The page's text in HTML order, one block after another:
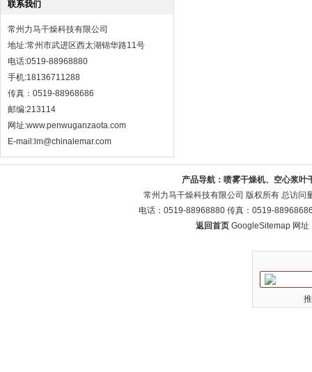
联系我们
常州力马干燥科技有限公司
地址:常州市武进区西太湖锦华路11号
电话:0519-88968880
手机:18136711288
传真：0519-88968686
邮编:213114
网址:www.penwuganzaota.com
E-mail:lm@chinalemar.com
产品导航： 喷雾干燥机、空心浆叶
常州力马干燥科技有限公司 版权所有 总访问
电话：0519-88968880 传真：0519-
返回首页 GoogleSitemap 网